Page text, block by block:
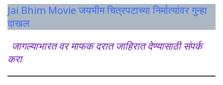
Jai Bhim Movie जयभीम चित्रपटाच्या निर्मात्यांवर गुन्हा
दाखल
जागल्याभारत वर माफक दरात जाहिरात देण्यासाठी संपर्क
करा